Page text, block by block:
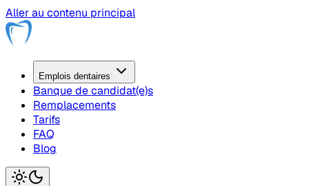
Aller au contenu principal
Emplois dentaires
Banque de candidat(e)s
Remplacements
Tarifs
FAQ
Blog